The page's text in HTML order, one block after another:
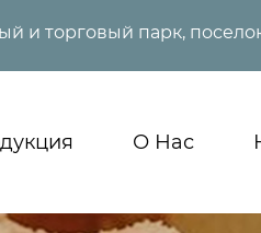
и торговый парк,
О Нас